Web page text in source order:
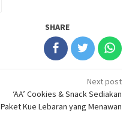
SHARE
Next post
‘AA’ Cookies & Snack Sediakan
Paket Kue Lebaran yang Menawan